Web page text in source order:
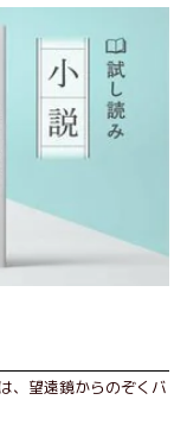
、望遠鏡からのぞくバ